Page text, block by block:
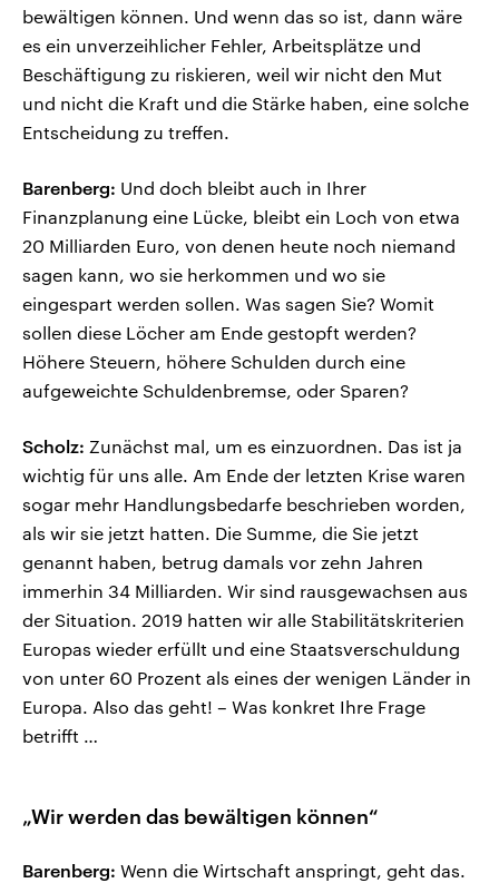
bewältigen können. Und wenn das so ist, dann wäre
es ein unverzeihlicher Fehler, Arbeitsplätze und
Beschäftigung zu riskieren, weil wir nicht den Mut
und nicht die Kraft und die Stärke haben, eine solche
Entscheidung zu treffen.
Barenberg: Und doch bleibt auch in Ihrer
Finanzplanung eine Lücke, bleibt ein Loch von etwa
20 Milliarden Euro, von denen heute noch niemand
sagen kann, wo sie herkommen und wo sie
eingespart werden sollen. Was sagen Sie? Womit
sollen diese Löcher am Ende gestopft werden?
Höhere Steuern, höhere Schulden durch eine
aufgeweichte Schuldenbremse, oder Sparen?
Scholz: Zunächst mal, um es einzuordnen. Das ist ja
wichtig für uns alle. Am Ende der letzten Krise waren
sogar mehr Handlungsbedarfe beschrieben worden,
als wir sie jetzt hatten. Die Summe, die Sie jetzt
genannt haben, betrug damals vor zehn Jahren
immerhin 34 Milliarden. Wir sind rausgewachsen aus
der Situation. 2019 hatten wir alle Stabilitätskriterien
Europas wieder erfüllt und eine Staatsverschuldung
von unter 60 Prozent als eines der wenigen Länder in
Europa. Also das geht! – Was konkret Ihre Frage
betrifft …
„Wir werden das bewältigen können“
Barenberg: Wenn die Wirtschaft anspringt, geht das.